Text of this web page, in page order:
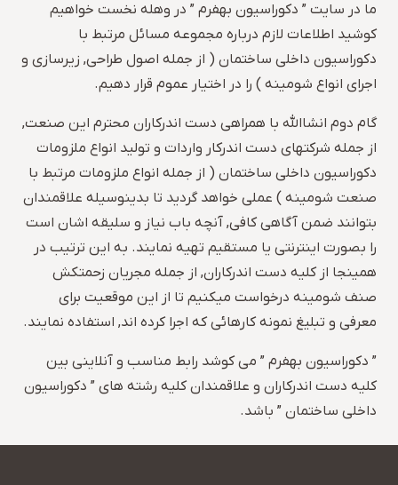
ما در سایت ” دکوراسیون بهفرم ” در وهله نخست خواهیم
کوشید اطلاعات لازم درباره مجموعه مسائل مرتبط با
دکوراسیون داخلی ساختمان ( از جمله اصول طراحی, زیرسازی و
اجرای انواع شومینه ) را در اختیار عموم قرار دهیم.
گام دوم انشاالله با همراهی دست اندرکاران محترم این صنعت,
از جمله شرکتهای دست اندرکار واردات و تولید انواع ملزومات
دکوراسیون داخلی ساختمان ( از جمله انواع ملزومات مرتبط با
صنعت شومینه ) عملی خواهد گردید تا بدینوسیله علاقمندان
بتوانند ضمن آگاهی کافی, آنچه باب نیاز و سلیقه اشان است
را بصورت اینترنتی یا مستقیم تهیه نمایند. به این ترتیب در
همینجا از کلیه دست اندرکاران, از جمله مجریان زحمتکش
صنف شومینه درخواست میکنیم تا از این موقعیت برای
معرفی و تبلیغ نمونه کارهائی که اجرا کرده اند, استفاده نمایند.
” دکوراسیون بهفرم ” می کوشد رابط مناسب و آنلاینی بین
کلیه دست اندرکاران و علاقمندان کلیه رشته های ” دکوراسیون
داخلی ساختمان ” باشد.